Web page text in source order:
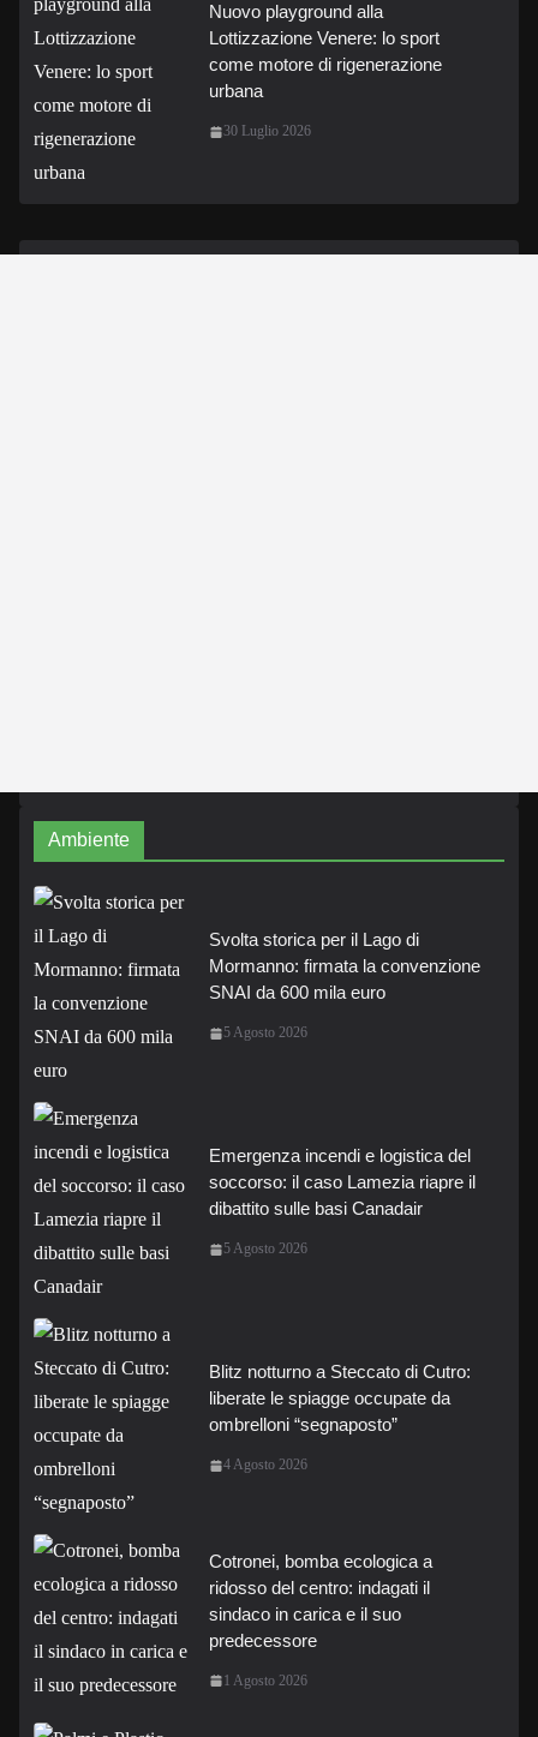
Nuovo playground alla
Lottizzazione Venere: lo sport
come motore di rigenerazione
urbana
30 Luglio 2026
Ambiente
Svolta storica per il Lago di
Mormanno: firmata la convenzione
SNAI da 600 mila euro
5 Agosto 2026
Emergenza incendi e logistica del
soccorso: il caso Lamezia riapre il
dibattito sulle basi Canadair
5 Agosto 2026
Blitz notturno a Steccato di Cutro:
liberate le spiagge occupate da
ombrelloni “segnaposto”
4 Agosto 2026
Cotronei, bomba ecologica a
ridosso del centro: indagati il
sindaco in carica e il suo
predecessore
1 Agosto 2026